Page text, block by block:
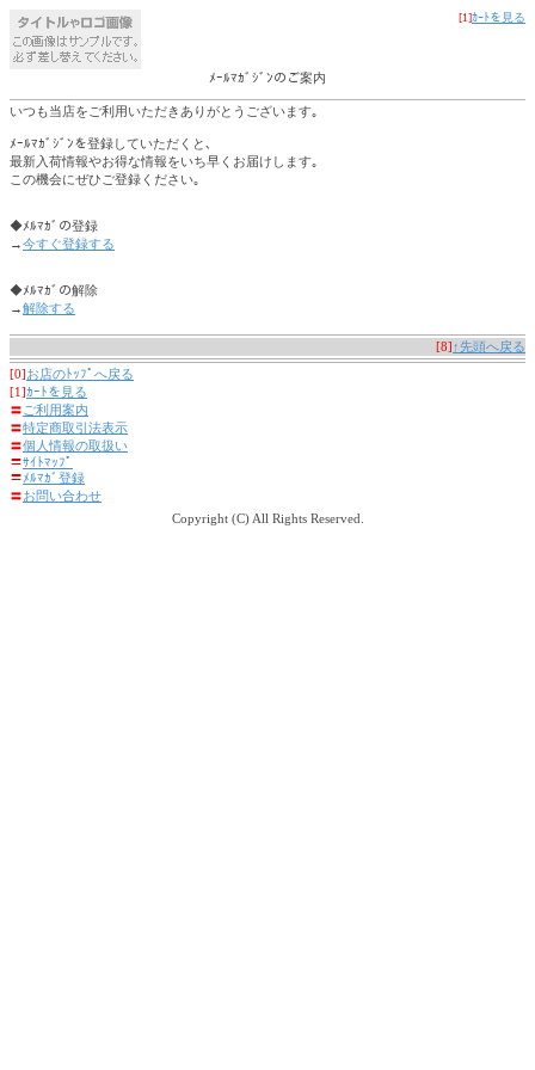
[1]ｶｰﾄを見る
ﾒｰﾙﾏｶﾞｼﾞﾝのご案内
いつも当店をご利用いただきありがとうございます｡
ﾒｰﾙﾏｶﾞｼﾞﾝを登録していただくと､
最新入荷情報やお得な情報をいち早くお届けします｡
この機会にぜひご登録ください｡
◆ﾒﾙﾏｶﾞの登録
→今すぐ登録する
◆ﾒﾙﾏｶﾞの解除
→解除する
[8]↑先頭へ戻る
[0]お店のﾄｯﾌﾟへ戻る
[1]ｶｰﾄを見る
〓 ご利用案内
〓特定商取引法表示
〓個人情報の取扱い
〓ｻｲﾄﾏｯﾌﾟ
〓ﾒﾙﾏｶﾞ登録
〓お問い合わせ
Copyright (C) All Rights Reserved.